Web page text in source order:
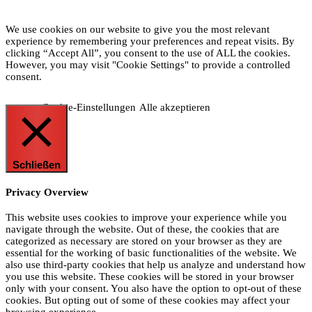
We use cookies on our website to give you the most relevant
experience by remembering your preferences and repeat visits. By
clicking “Accept All”, you consent to the use of ALL the cookies.
However, you may visit "Cookie Settings" to provide a controlled
consent.
Cookie-Einstellungen Alle akzeptieren
Schließen
Privacy Overview
This website uses cookies to improve your experience while you
navigate through the website. Out of these, the cookies that are
categorized as necessary are stored on your browser as they are
essential for the working of basic functionalities of the website. We
also use third-party cookies that help us analyze and understand how
you use this website. These cookies will be stored in your browser
only with your consent. You also have the option to opt-out of these
cookies. But opting out of some of these cookies may affect your